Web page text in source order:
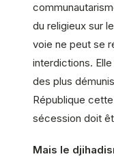
du religieux sur
voie ne peut se
interdictions. Elle
des plus
République
sécession doit
Mais le